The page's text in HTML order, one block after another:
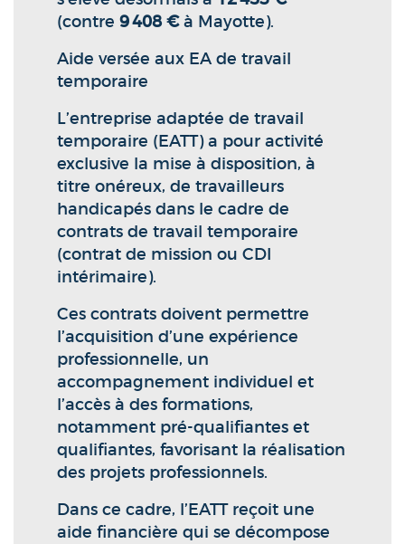
(contre 9 408 €à Mayotte).
Aide versée aux EA de travail
temporaire
L’entreprise adaptée de travail
temporaire (EATT) a pour activité
exclusive la mise à disposition, à
titre onéreux, de travailleurs
handicapés dans le cadre de
contrats de travail temporaire
(contrat de mission ou CDI
intérimaire).
Ces contrats doivent permettre
l’acquisition d’une expérience
professionnelle, un
accompagnement individuel et
l’accès à des formations,
notamment pré-qualifiantes et
qualifiantes, favorisant la réalisation
des projets professionnels.
Dans ce cadre, l’EATT reçoit une
aide financière qui se décompose